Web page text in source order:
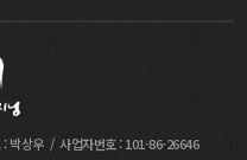
: 박상우 사업자번호 : 101-86-26646